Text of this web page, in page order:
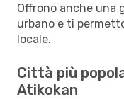
Offrono anche una
urbano e ti
locale.
Città più
Atikokan